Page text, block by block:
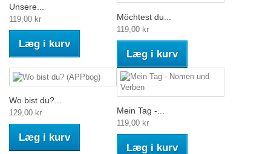
Unsere...
119,00 kr
Læg i kurv
Möchtest du...
119,00 kr
Læg i kurv
Wo bist du?...
129,00 kr
Læg i kurv
Mein Tag -...
119,00 kr
Læg i kurv